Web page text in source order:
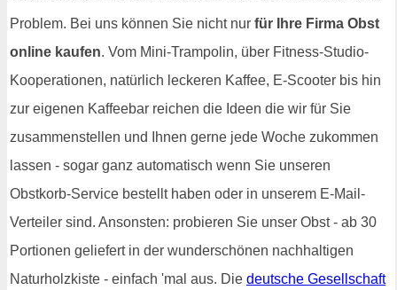
Problem. Bei uns können Sie nicht nur für Ihre Firma Obst
online kaufen. Vom Mini-Trampolin, über Fitness-Studio-
Kooperationen, natürlich leckeren Kaffee, E-Scooter bis hin
zur eigenen Kaffeebar reichen die Ideen die wir für Sie
zusammenstellen und Ihnen gerne jede Woche zukommen
lassen - sogar ganz automatisch wenn Sie unseren
Obstkorb-Service bestellt haben oder in unserem E-Mail-
Verteiler sind. Ansonsten: probieren Sie unser Obst - ab 30
Portionen geliefert in der wunderschönen nachhaltigen
Naturholzkiste - einfach 'mal aus. Die deutsche Gesellschaft